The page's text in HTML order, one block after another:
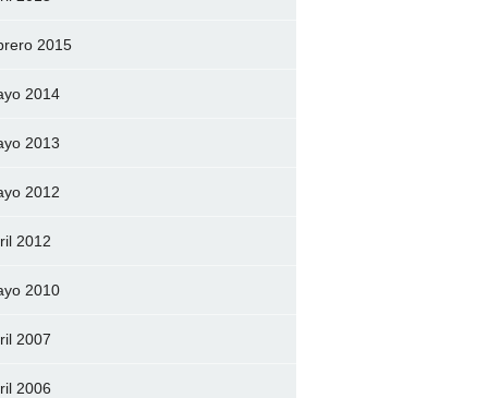
2015
2014
2013
2012
2012
2010
2007
2006